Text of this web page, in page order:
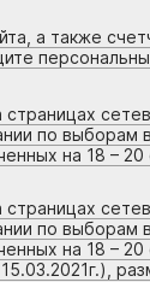
а также
по выборам
на 18 –
по выборам
на 18 –